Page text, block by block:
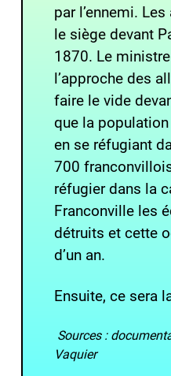
par l’ennemi.
le siège devant
1870. Le
l’approche des
faire le vide
que la
en se réfugiant
700
réfugier dans la
Franconville les
détruits et cette
d’un an.
Ensuite, ce sera
Sources :
Vaquier